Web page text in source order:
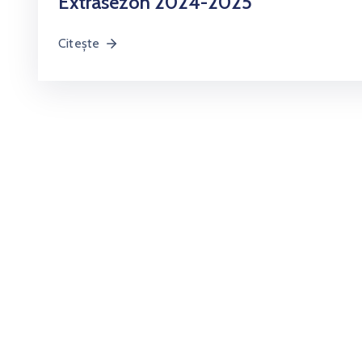
Citește